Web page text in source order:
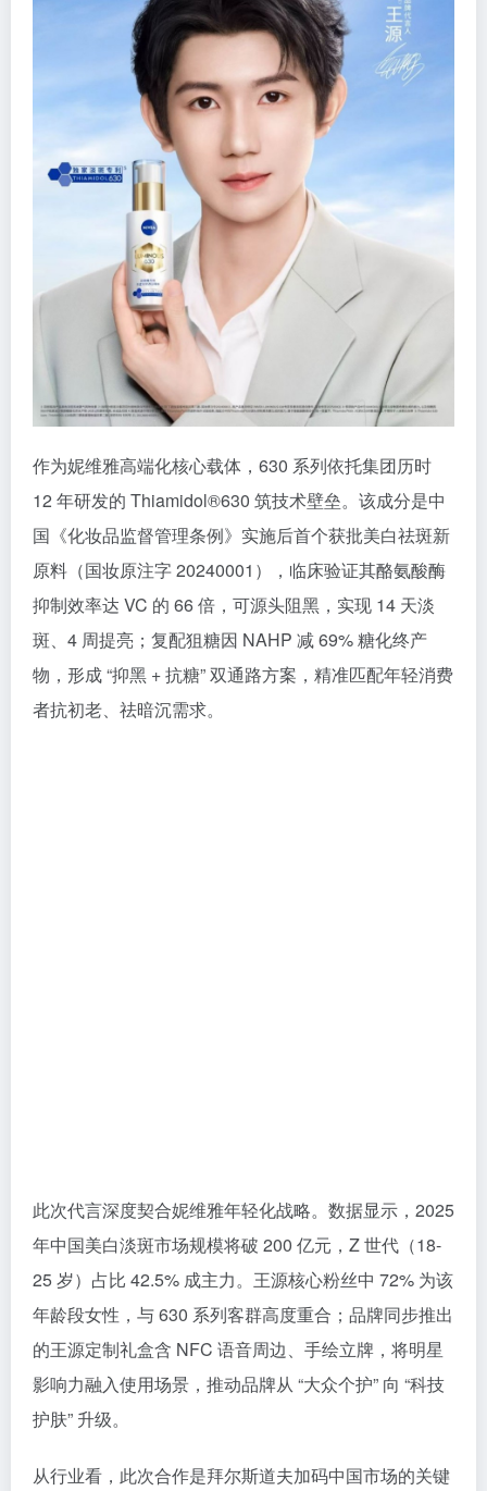
作为妮维雅高端化核心载体，630 系列依托集团历时
12 年研发的 Thiamidol®630 筑技术壁垒。该成分是中
国《化妆品监督管理条例》实施后首个获批美白祛斑新
原料（国妆原注字 20240001），临床验证其酪氨酸酶
抑制效率达 VC 的 66 倍，可源头阻黑，实现 14 天淡
斑、4 周提亮；复配狙糖因 NAHP 减 69% 糖化终产
物，形成 “抑黑 + 抗糖” 双通路方案，精准匹配年轻消费
者抗初老、祛暗沉需求。​
此次代言深度契合妮维雅年轻化战略。数据显示，2025
年中国美白淡斑市场规模将破 200 亿元，Z 世代（18-
25 岁）占比 42.5% 成主力。王源核心粉丝中 72% 为该
年龄段女性，与 630 系列客群高度重合；品牌同步推出
的王源定制礼盒含 NFC 语音周边、手绘立牌，将明星
影响力融入使用场景，推动品牌从 “大众个护” 向 “科技
护肤” 升级。​
从行业看，此次合作是拜尔斯道夫加码中国市场的关键